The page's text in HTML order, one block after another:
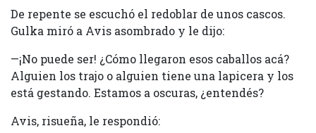
De repente se escuchó el redoblar de unos cascos.
Gulka miró a Avis asombrado y le dijo:
—¡No puede ser! ¿Cómo llegaron esos caballos acá?
Alguien los trajo o alguien tiene una lapicera y los
está gestando. Estamos a oscuras, ¿entendés?
Avis, risueña, le respondió: